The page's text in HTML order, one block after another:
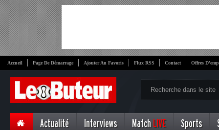
Accueil Page De Démarrage Ajouter Au Favoris Flux RSS Contact Offres
Actualité Interviews Match LIVE Sports